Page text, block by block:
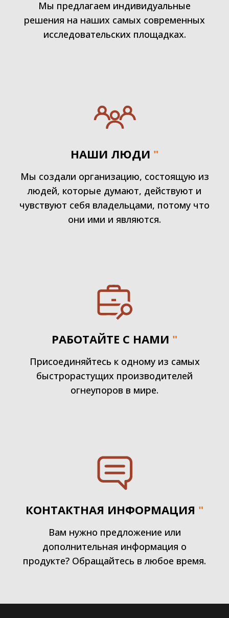
Мы предлагаем индивидуальные
решения на наших самых современных
исследовательских площадках.
НАШИ ЛЮДИ "
Мы создали организацию, состоящую из
людей, которые думают, действуют и
чувствуют себя владельцами, потому что
они ими и являются.
РАБОТАЙТЕ С НАМИ "
Присоединяйтесь к одному из самых
быстрорастущих производителей
огнеупоров в мире.
КОНТАКТНАЯ ИНФОРМАЦИЯ "
Вам нужно предложение или
дополнительная информация о
продукте? Обращайтесь в любое время.